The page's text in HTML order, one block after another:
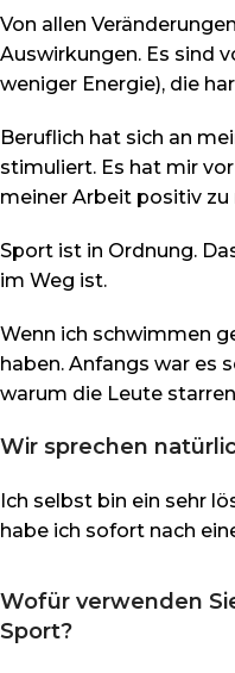
Von allen
Auswirkungen. Es sind
weniger Energie), die
Beruflich hat sich an
stimuliert. Es hat mir
meiner Arbeit positiv zu
Sport ist in Ordnung.
im Weg ist.
Wenn ich schwimmen
haben. Anfangs war es
warum die Leute
Wir sprechen
Ich selbst bin ein sehr
habe ich sofort nach
Wofür verwenden
Sport?